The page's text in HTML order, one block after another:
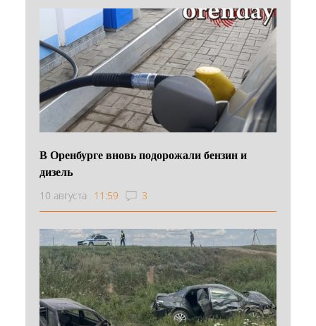
В Оренбурге вновь подорожали бензин и
дизель
10 августа 11:59 3